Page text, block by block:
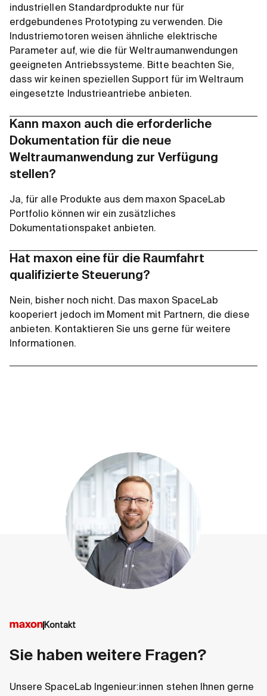
industriellen Standardprodukte nur für
erdgebundenes Prototyping zu verwenden. Die
Industriemotoren weisen ähnliche elektrische
Parameter auf, wie die für Weltraumanwendungen
geeigneten Antriebssysteme. Bitte beachten Sie,
dass wir keinen speziellen Support für im Weltraum
eingesetzte Industrieantriebe anbieten.
Kann maxon auch die erforderliche
Dokumentation für die neue
Weltraumanwendung zur Verfügung
stellen?
Ja, für alle Produkte aus dem maxon SpaceLab
Portfolio können wir ein zusätzliches
Dokumentationspaket anbieten.
Hat maxon eine für die Raumfahrt
qualifizierte Steuerung?
Nein, bisher noch nicht. Das maxon SpaceLab
kooperiert jedoch im Moment mit Partnern, die diese
anbieten. Kontaktieren Sie uns gerne für weitere
Informationen.
Kontakt
Sie haben weitere Fragen?
Unsere SpaceLab Ingenieur:innen stehen Ihnen gerne